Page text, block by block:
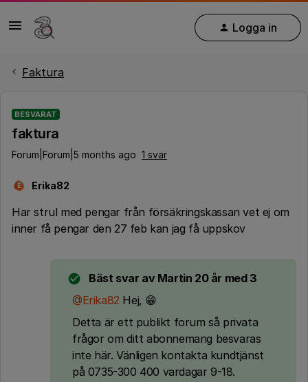
Logga in
Faktura
BESVARAT
faktura
Forum|Forum|5 months ago 1 svar
E Erika82
Har strul med pengar från försäkringskassan vet ej om
inner få pengar den 27 feb kan jag få uppskov
Bäst svar av Martin 20 år med 3
@Erika82 Hej, 😁
Detta är ett publikt forum så privata
frågor om ditt abonnemang besvaras
inte här. Vänligen kontakta kundtjänst
på 0735-300 400 vardagar 9-18.